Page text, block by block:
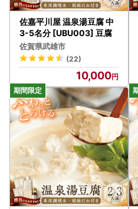
ることはありません。
値引き表示されているものなど
分に注意してください。
＝＝＝＝＝＝＝＝＝＝＝＝＝＝
【武雄市ふるさと納税サポート
TEL：050-8890-9426
受付時間：平日9:00-17:30
(土曜日・日曜日・祝日及び
メール：
佐嘉平川屋 温泉湯豆腐 中
3-5名分 [UBU003] 豆腐
佐賀県武雄市
(22)
10,000